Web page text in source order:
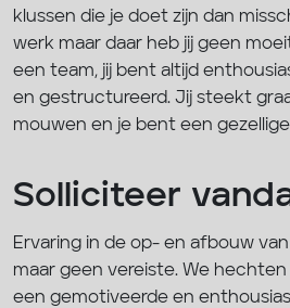
klussen die je doet zijn dan
werk maar daar heb jij geen
een team, jij bent altijd
en gestructureerd. Jij steekt
mouwen en je bent een
Solliciteer
Ervaring in de op- en afbouw
maar geen vereiste. We hechten
een gemotiveerde en